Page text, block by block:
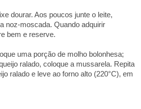
dourar. Aos poucos junte o leite,
noz-moscada. Quando adquirir
bem e reserve.
uma porção de molho bolonhesa;
ralado, coloque a mussarela. Repita
ralado e leve ao forno alto (220°C), em